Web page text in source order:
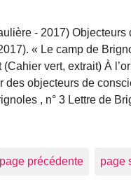
- 2017)
« Le camp de
vert, extrait) À
des objecteurs de
, n° 3 Lettre de
page précédente page